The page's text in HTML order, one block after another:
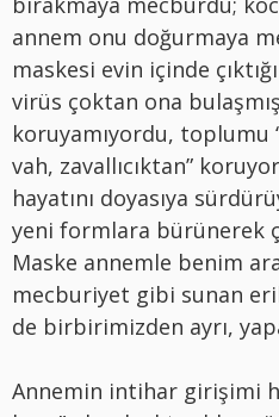
annem onu doğurmaya
maskesi evin içinde
virüs çoktan ona
koruyamıyordu, toplumu
vah, zavallıcıktan”
hayatını doyasıya
yeni formlara bürünerek
Maske annemle benim
mecburiyet gibi sunan
de birbirimizden ayrı,
Annemin intihar girişimi